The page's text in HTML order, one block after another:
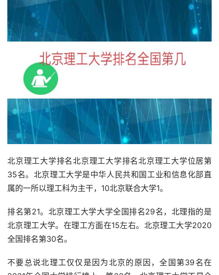
北京理工大学排名北京理工大学排名北京理工大学位居第
35名。北京理工大学是中华人民共和国工业和信息化部直
属的一所以理工科为主干，10北京联合大学1。
排名第21。北京理工大学大学全国排名29名，北理指的是
北京理工大学。在理工方面在15左右。北京理工大学2020
全国排名第30名。
不要总说北理工仅仅是因为北京的原因，全国第39名在